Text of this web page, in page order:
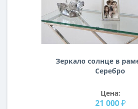
Зеркало солнце в
Серебро
Цена:
21 000 ₽